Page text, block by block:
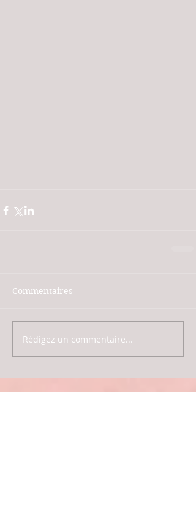
Commentaires
Rédigez un commentaire...